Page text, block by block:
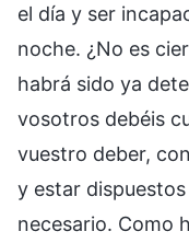
el día y ser
noche. ¿No es
habrá sido ya
vosotros debéis
vuestro deber,
y estar
necesario. Como